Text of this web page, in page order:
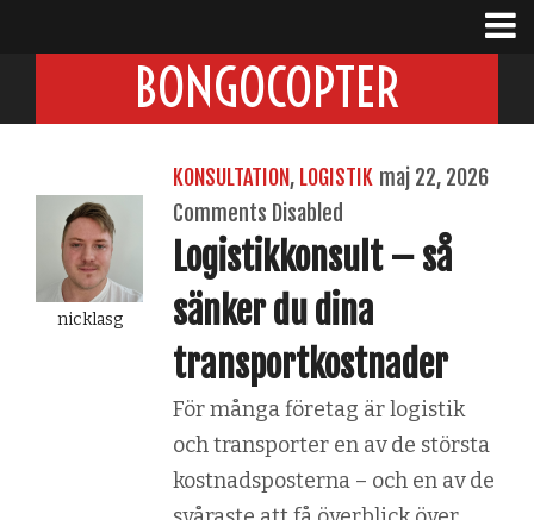
BONGOCOPTER
nicklasg
KONSULTATION, LOGISTIK maj 22, 2026
Comments Disabled
Logistikkonsult – så
sänker du dina
transportkostnader
För många företag är logistik
och transporter en av de största
kostnadsposterna – och en av de